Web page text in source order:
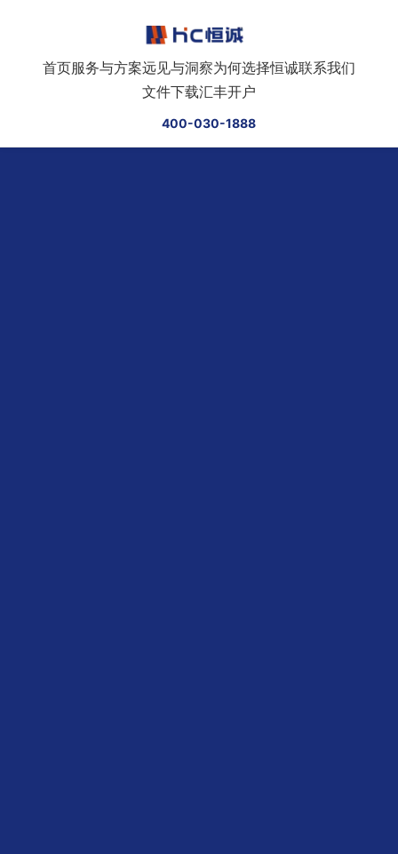
首页服务与方案远见与洞察为何选择恒诚联系我们
文件下载汇丰开户
400-030-1888